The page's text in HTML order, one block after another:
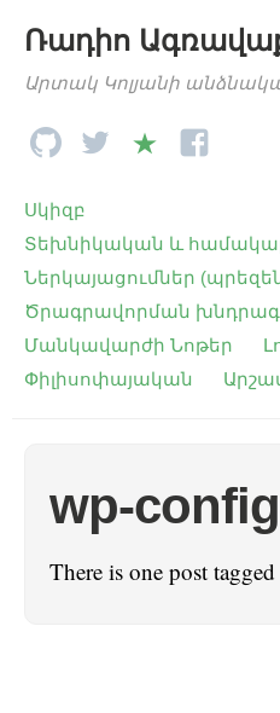
Ռադիո
Արտակ Կոլյանի
Սկիզբ
Տեխնիկական և
Ներկայացումներ
Ծրագրավորման
Մանկավարժի Նոթեր
Փիլիսոփայական
wp-config
There is one post tagged